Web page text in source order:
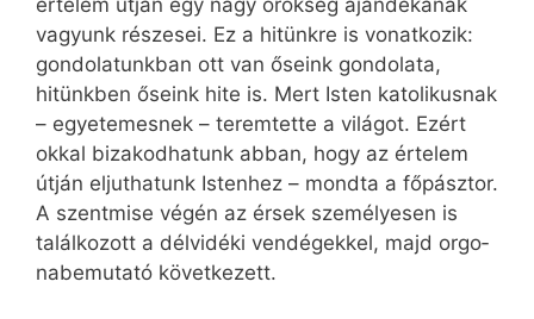
értelem útján egy nagy örökség ajándékának
vagyunk részesei. Ez a hitünkre is vonatkozik:
gondolatunkban ott van őseink gondolata,
hitünkben őseink hite is. Mert Isten katolikusnak
– egyetemesnek – teremtette a világot. Ezért
okkal bizakodhatunk abban, hogy az értelem
útján eljuthatunk Istenhez – mondta a főpásztor.
A szentmise végén az érsek személyesen is
találkozott a délvidéki vendégekkel, majd orgo­
nabemutató következett.